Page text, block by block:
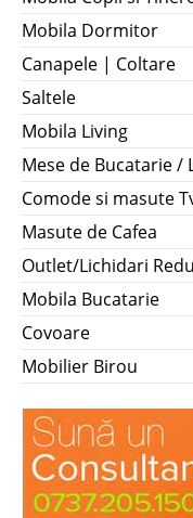
Mobila Dormitor
Canapele | Coltare
Saltele
Mobila Living
Mese de Bucatarie /
Comode si masute
Masute de Cafea
Outlet/Lichidari
Mobila Bucatarie
Covoare
Mobilier Birou